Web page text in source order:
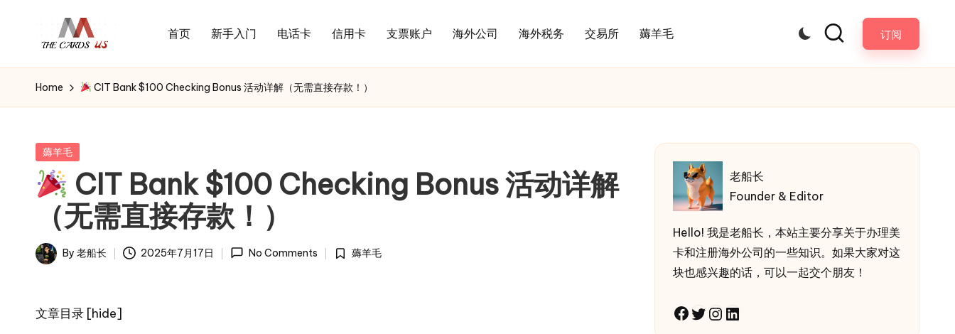
U
S
C
r
d
s
cards
of
首页 新手入门 电话卡 信用卡 支票账户 海外公司 海外税务 交易所 薅羊毛 订阅
Home CIT Bank $100 Checking Bonus 活动详解（无需直接存款！）
Posted
in
薅羊毛
CIT Bank $100 Checking Bonus 活动详解
（无需直接存款！）
Posted
By 老船长 2025年7月17日 No Comments
Posted
薅羊毛
文章目录 [hide]
老船长
Founder & Editor
Hello! 我是老船长，本站主要分享关于办理美
卡和注册海外公司的一些知识。如果大家对这
块也感兴趣的话，可以一起交个朋友！
Facebook
Twitter
Instagram
LinkedIn